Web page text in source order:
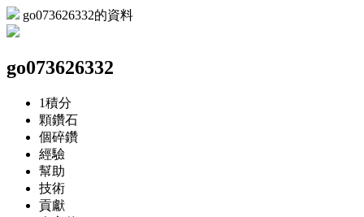
go073626332的資料
go073626332
1積分
顆鑽石
個碎鑽
經驗
幫助
技術
貢獻